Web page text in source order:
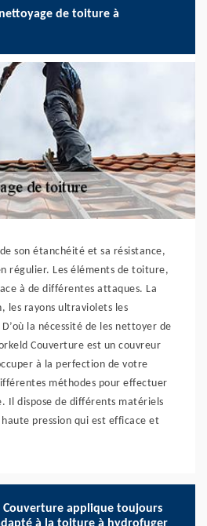
de toiture à
son étanchéité et sa résistance,
régulier. Les éléments de toiture,
à de différentes attaques. La
les rayons ultraviolets les
la nécessité de les nettoyer de
Couverture est un couvreur
à la perfection de votre
méthodes pour effectuer
Il dispose de différents matériels
pression qui est efficace et
Couverture applique toujours